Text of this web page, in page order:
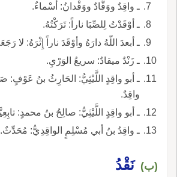
ـ واقِدٌ ووَقَّادٌ ووَقْدانُ: أسْماءٌ.
ـ أوْقَدْتُ لِلصِّبَا ناراً: تَرَكْتُهُ.
ـ أبعدَ اللّهُ دارَهُ وأوْقَدَ ناراً إِثْرَهُ: لا
ـ زَنْدٌ ميقادٌ: سريعُ الوَرْيِ.
ـ أبو واقِدٍ اللَّيْثِيُّ: الحَارِثُ بنُ عَوْفٍ:
واقِدٌ.
ـ أبو واقِدٍ اللَّيْثِيُّ: صالِحُ بنُ محمدٍ:
ـ واقِدُ بنُ أبي مُسْلِمٍ الواقِدِيُّ: مُحَدِّثٌ.
(ب) نَقْدُ